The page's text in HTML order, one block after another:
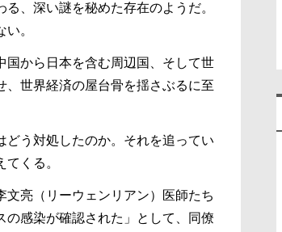
、深い謎を秘めた存在のようだ。
。
国から日本を含む周辺国、そして世
世界経済の屋台骨を揺さぶるに至
どう対処したのか。それを追ってい
くる。
亮（リーウェンリアン）医師たち
の感染が確認された」として、同僚